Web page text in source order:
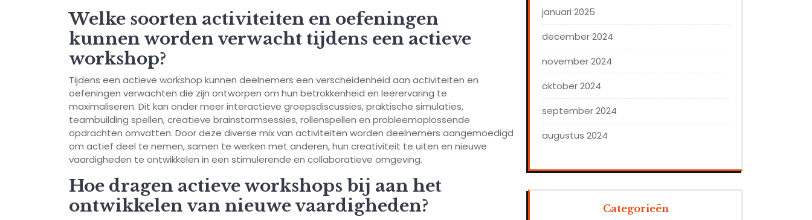
Welke soorten activiteiten en oefeningen
kunnen worden verwacht tijdens een actieve
workshop?
Tijdens een actieve workshop kunnen deelnemers een verscheidenheid aan activiteiten en
oefeningen verwachten die zijn ontworpen om hun betrokkenheid en leerervaring te
maximaliseren. Dit kan onder meer interactieve groepsdiscussies, praktische simulaties,
teambuilding spellen, creatieve brainstormsessies, rollenspellen en probleemoplossende
opdrachten omvatten. Door deze diverse mix van activiteiten worden deelnemers aangemoedigd
om actief deel te nemen, samen te werken met anderen, hun creativiteit te uiten en nieuwe
vaardigheden te ontwikkelen in een stimulerende en collaboratieve omgeving.
Hoe dragen actieve workshops bij aan het
ontwikkelen van nieuwe vaardigheden?
januari 2025
december 2024
november 2024
oktober 2024
september 2024
augustus 2024
Categorieën